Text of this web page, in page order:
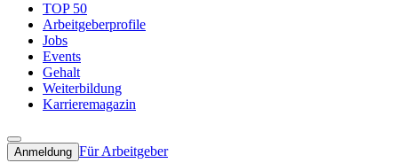
TOP 50
Arbeitgeberprofile
Jobs
Events
Gehalt
Weiterbildung
Karrieremagazin
Anmeldung Für Arbeitgeber